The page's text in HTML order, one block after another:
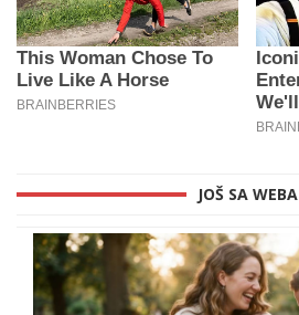
JOŠ SA WEBA